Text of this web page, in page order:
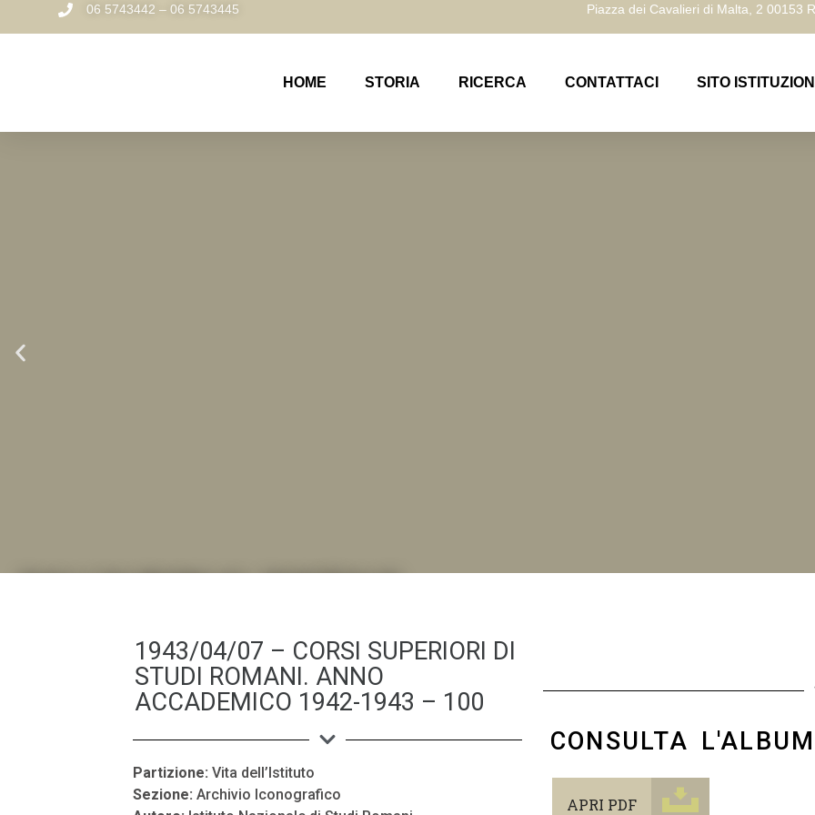
06 5743442 – 06 5743445 Piazza dei Cavalieri di Malta, 2 00153
HOME STORIA RICERCA CONTATTACI SITO
.LA "VITA DELL'ISTITUTO" ATTRAVERSO LE IMMAGINI
1943/04/07 – CORSI SUPERIORI DI
STUDI ROMANI. ANNO
ACCADEMICO 1942-1943 – 100
Partizione: Vita dell’Istituto
Sezione: Archivio Iconografico
CONSULTA L'ALBUM
APRI PDF